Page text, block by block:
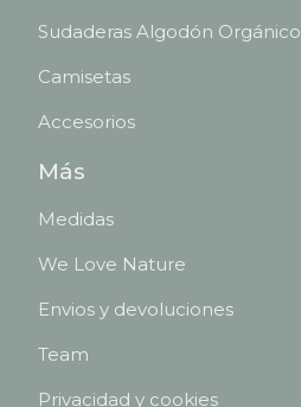
Sudaderas Algodón Orgánico
Camisetas
Accesorios
Más
Medidas
We Love Nature
Envios y devoluciones
Team
Privacidad y cookies